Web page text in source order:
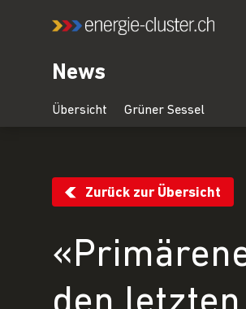
News
Zurück zur Übersicht